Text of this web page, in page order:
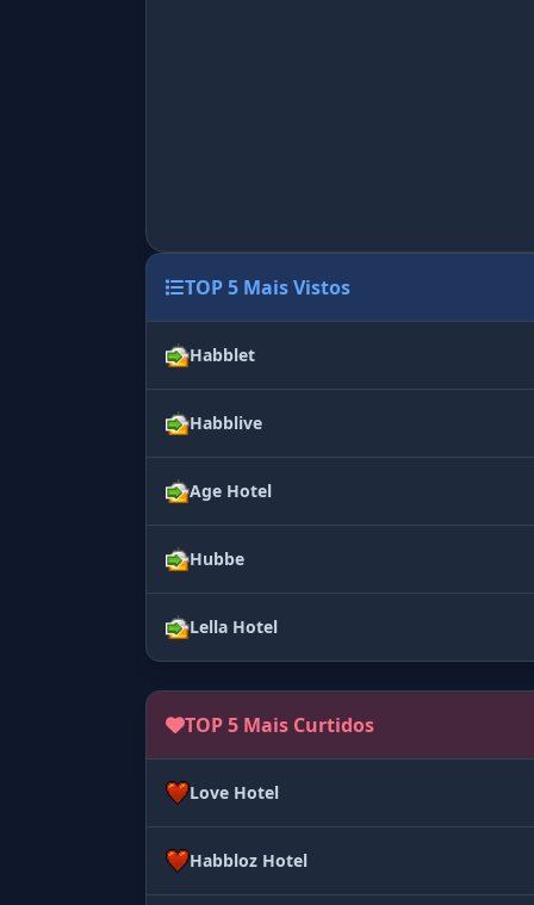
TOP 5 Mais Vistos
Habblet
Habblive
Age Hotel
Hubbe
Lella Hotel
TOP 5 Mais Curtidos
Love Hotel
Habbloz Hotel